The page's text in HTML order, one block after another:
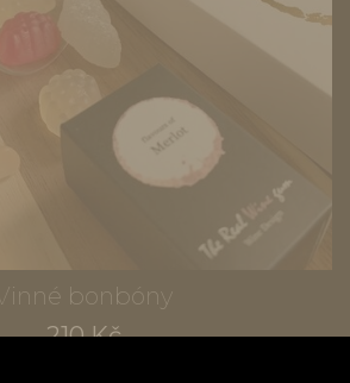
Vinné bonbóny
210 Kč